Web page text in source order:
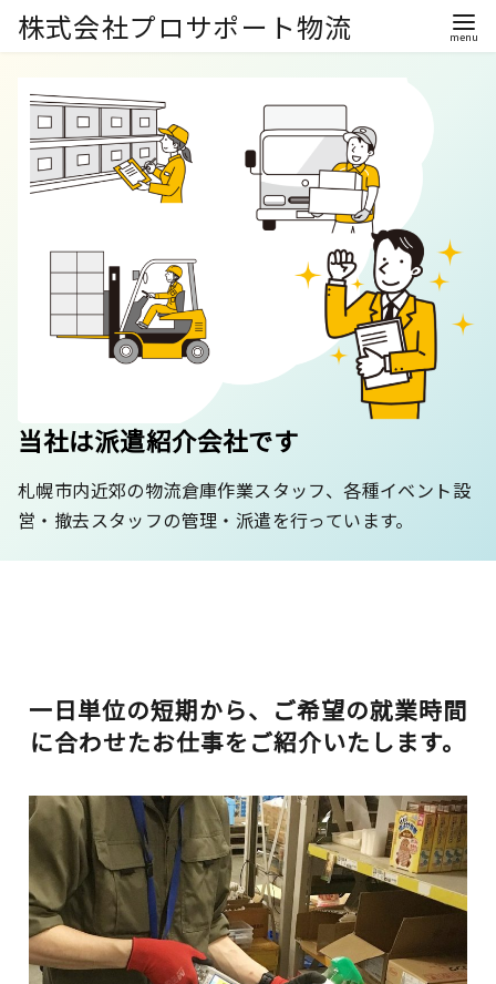
株式会社プロサポート物流
当社は派遣紹介会社です
札幌市内近郊の物流倉庫作業スタッフ、各種イベント設
営・撤去スタッフの管理・派遣を行っています。
一日単位の短期から、ご希望の就業時間
に合わせたお仕事をご紹介いたします。